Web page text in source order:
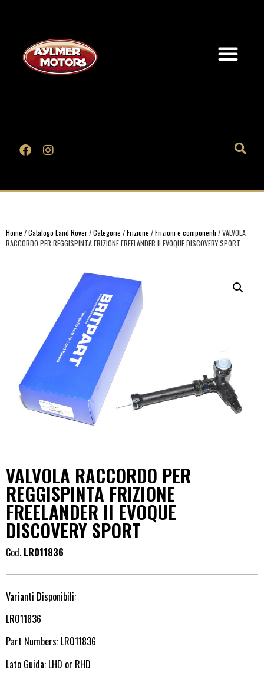
Home /Catalogo Land Rover/Categorie /Frizione /Frizioni e componenti / VALVOLA
RACCORDO PER REGGISPINTA FRIZIONE FREELANDER II EVOQUE DISCOVERY SPORT
VALVOLA RACCORDO PER
REGGISPINTA FRIZIONE
FREELANDER II EVOQUE
DISCOVERY SPORT
Cod. LR011836
Varianti Disponibili:
LR011836
Part Numbers: LR011836
Lato Guida: LHD or RHD